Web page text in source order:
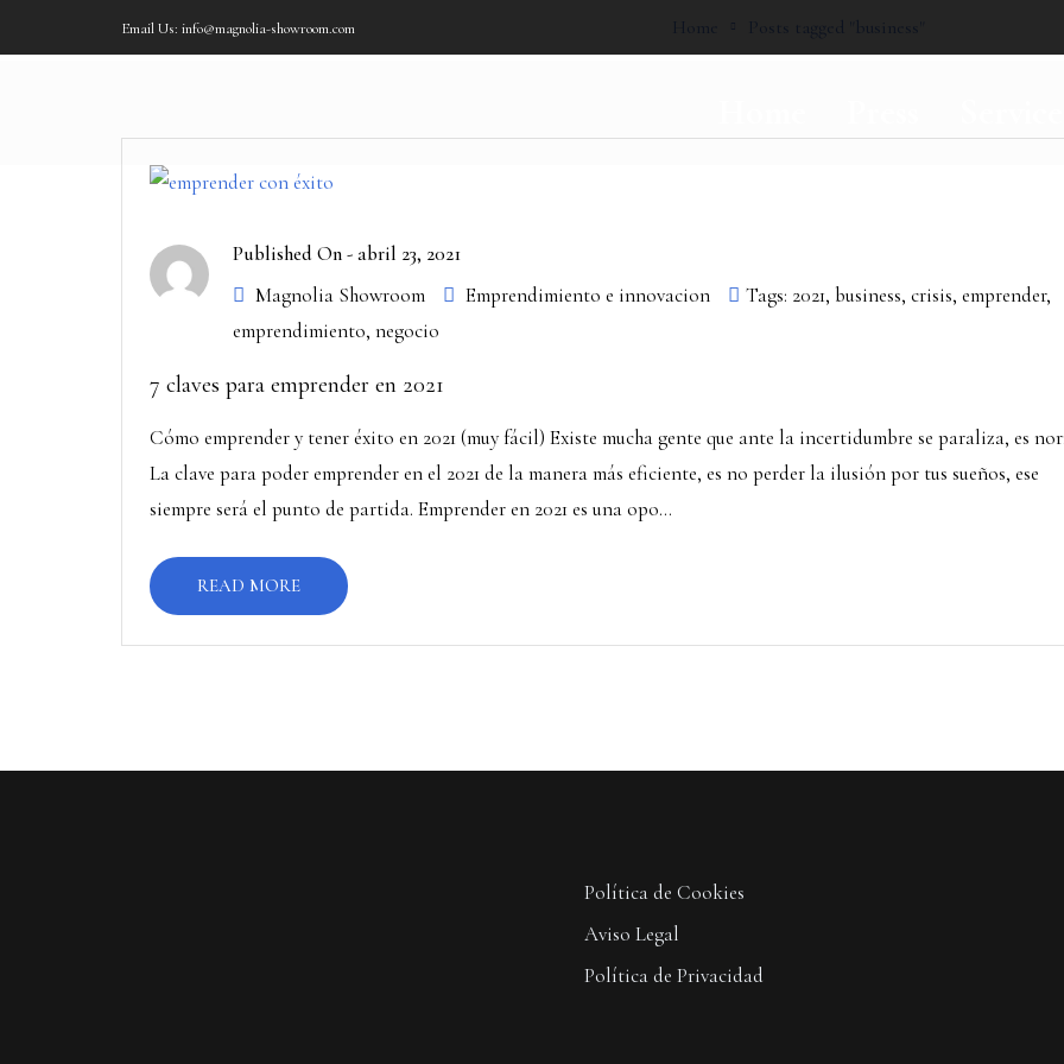
Email Us: info@magnolia-showroom.com Home Posts tagged "business"
Published On -abril 23, 2021
Magnolia Showroom
Emprendimiento e innovacion Tags: 2021, business, crisis, emprender,
emprendimiento, negocio
7 claves para emprender en 2021
Cómo emprender y tener éxito en 2021 (muy fácil) Existe mucha gente que ante la incertidumbre se paraliza, es
La clave para poder emprender en el 2021 de la manera más eficiente, es no perder la ilusión por tus sueños, ese
siempre será el punto de partida. Emprender en 2021 es una opo...
READ MORE
Política de Cookies
Aviso Legal
Política de Privacidad